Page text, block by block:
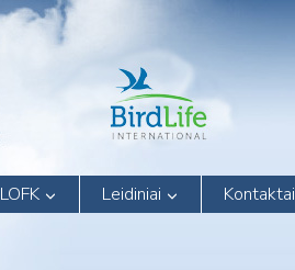
LOFK Leidiniai Kontaktai